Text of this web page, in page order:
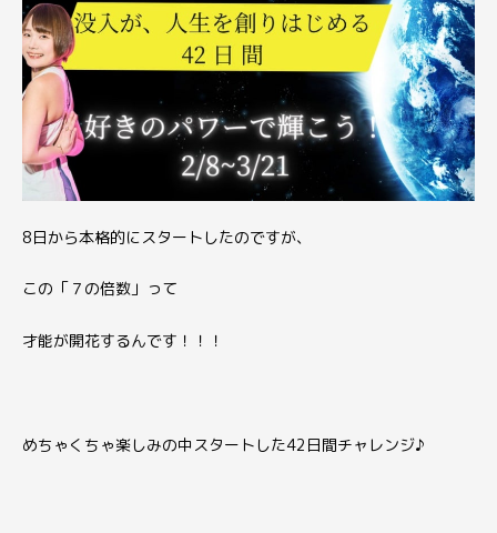
8日から本格的にスタートしたのですが、
この「７の倍数」って
才能が開花するんです！！！
めちゃくちゃ楽しみの中スタートした42日間チャレンジ♪